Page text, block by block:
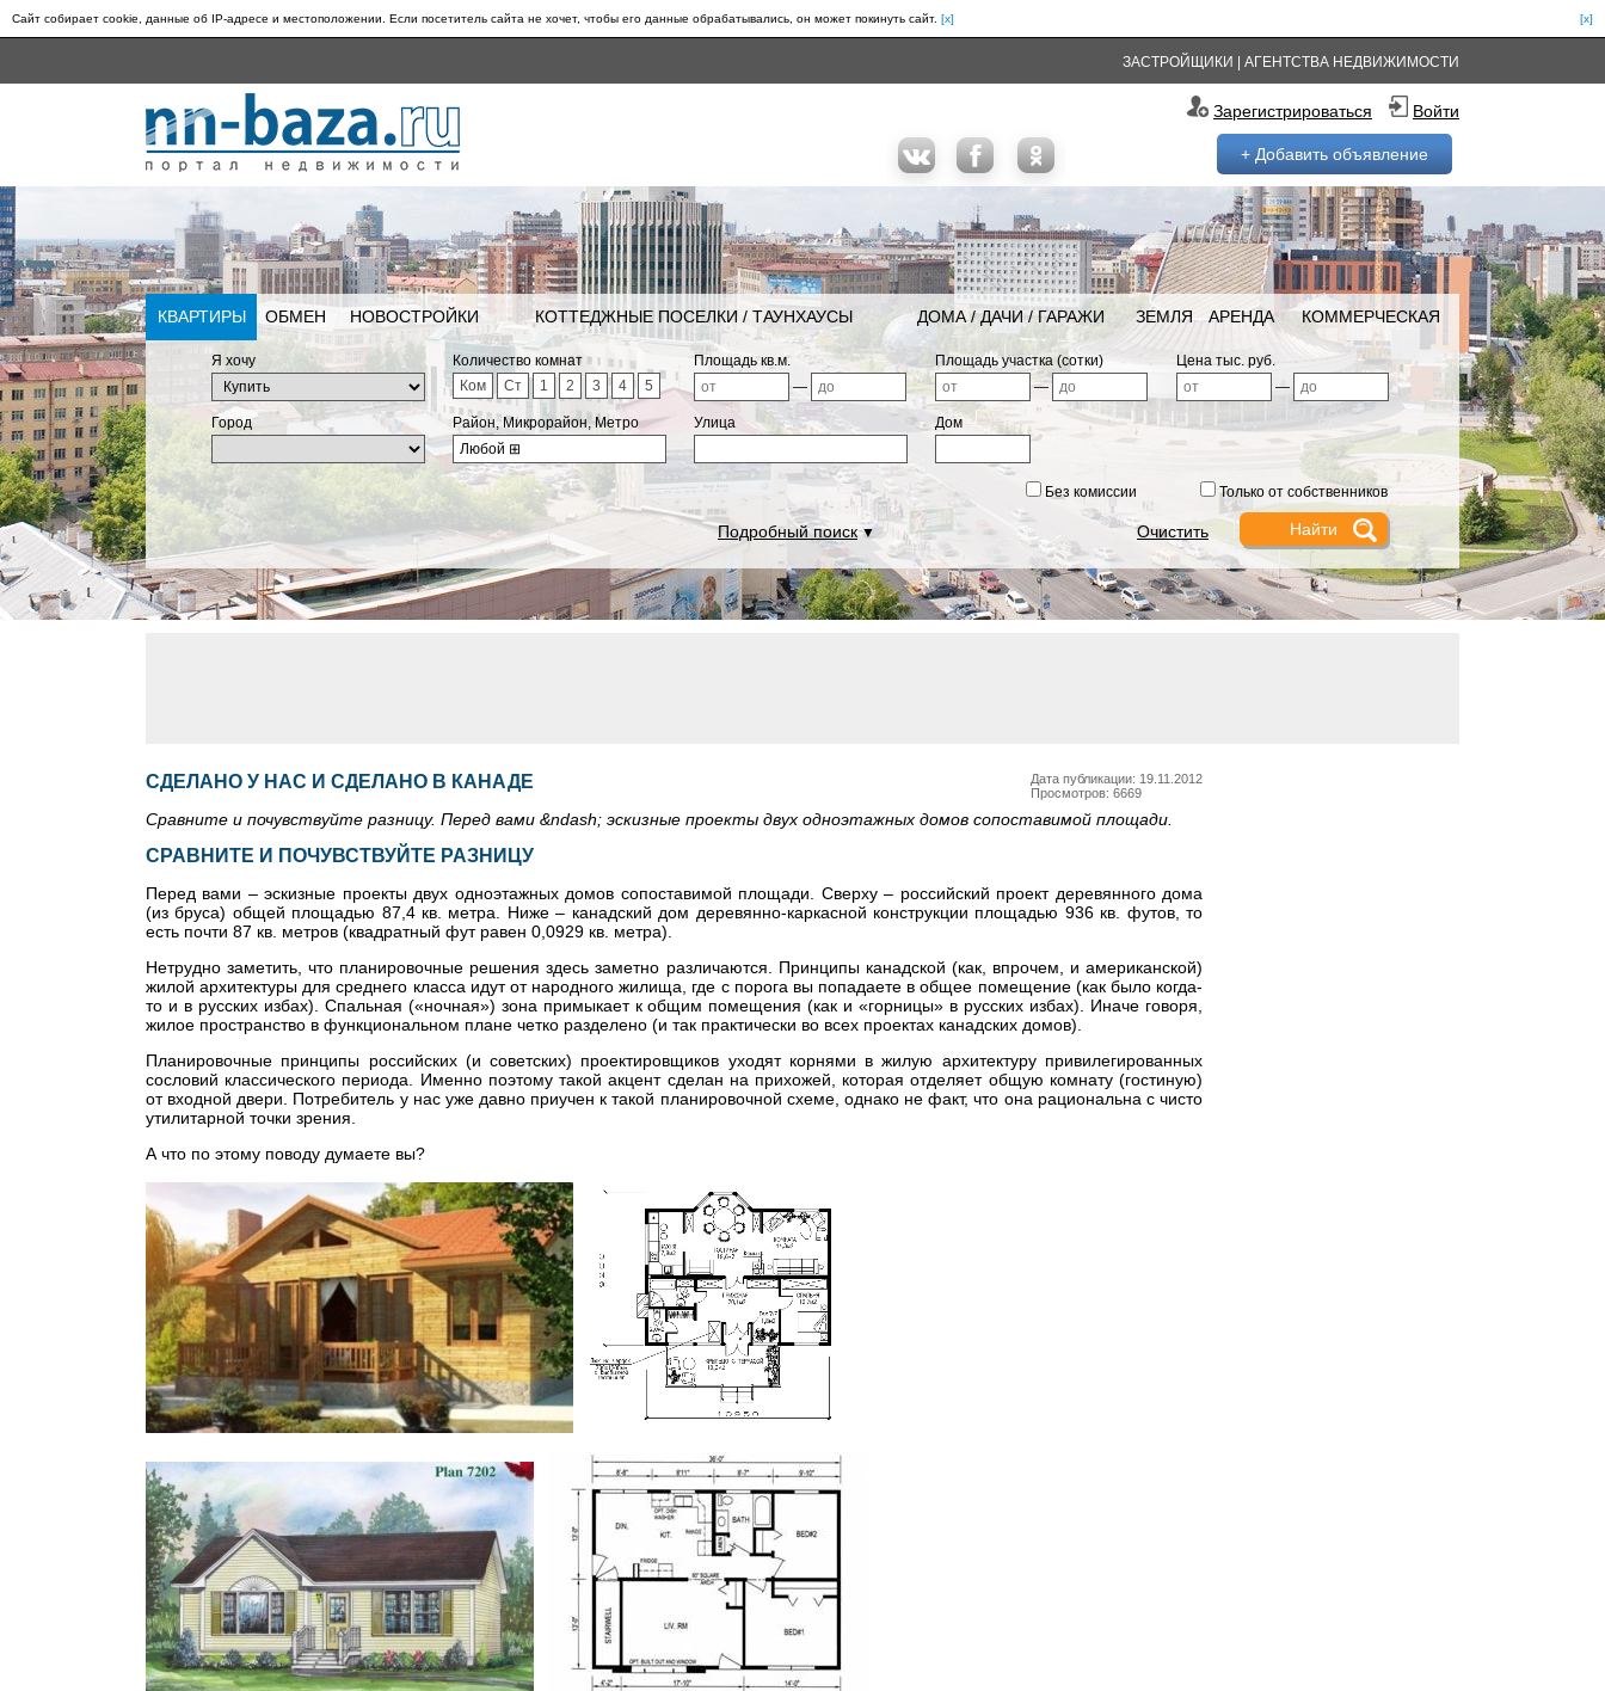
Сайт собирает cookie, данные об IP-адресе и местоположении. Если посетитель сайта не хочет, чтобы его данные обрабатывались, он может покинуть сайт. [x]
[x]
ЗАСТРОЙЩИКИ АГЕНТСТВА НЕДВИЖИМОСТИ
Зарегистрироваться Войти
+ Добавить объявление
КВАРТИРЫ ОБМЕН НОВОСТРОЙКИ КОТТЕДЖНЫЕ ПОСЕЛКИ / ТАУНХАУСЫ ДОМА / ДАЧИ / ГАРАЖИ ЗЕМЛЯ АРЕНДА КОММЕРЧЕСКАЯ
Я хочу
Количество комнат
Ком
Ст 1 2 3 4 5
Площадь кв.м.
—
Площадь участка (сотки)
—
Цена тыс. руб.
—
Город
Район, Микрорайон, Метро
Любой ⊞
Улица Дом
Без комиссии Только от собственников
Подробный поиск▼ Очистить
Дата публикации: 19.11.2012
Просмотров: 6669
СДЕЛАНО У НАС И СДЕЛАНО В КАНАДЕ
Сравните и почувствуйте разницу. Перед вами &ndash; эскизные проекты двух одноэтажных домов сопоставимой площади.
СРАВНИТЕ И ПОЧУВСТВУЙТЕ РАЗНИЦУ
Перед вами – эскизные проекты двух одноэтажных домов сопоставимой площади. Сверху – российский проект деревянного дома
(из бруса) общей площадью 87,4 кв. метра. Ниже – канадский дом деревянно-каркасной конструкции площадью 936 кв. футов, то
есть почти 87 кв. метров (квадратный фут равен 0,0929 кв. метра).
Нетрудно заметить, что планировочные решения здесь заметно различаются. Принципы канадской (как, впрочем, и американской)
жилой архитектуры для среднего класса идут от народного жилища, где с порога вы попадаете в общее помещение (как было когда-
то и в русских избах). Спальная («ночная») зона примыкает к общим помещения (как и «горницы» в русских избах). Иначе говоря,
жилое пространство в функциональном плане четко разделено (и так практически во всех проектах канадских домов).
Планировочные принципы российских (и советских) проектировщиков уходят корнями в жилую архитектуру привилегированных
сословий классического периода. Именно поэтому такой акцент сделан на прихожей, которая отделяет общую комнату (гостиную)
от входной двери. Потребитель у нас уже давно приучен к такой планировочной схеме, однако не факт, что она рациональна с чисто
утилитарной точки зрения.
А что по этому поводу думаете вы?